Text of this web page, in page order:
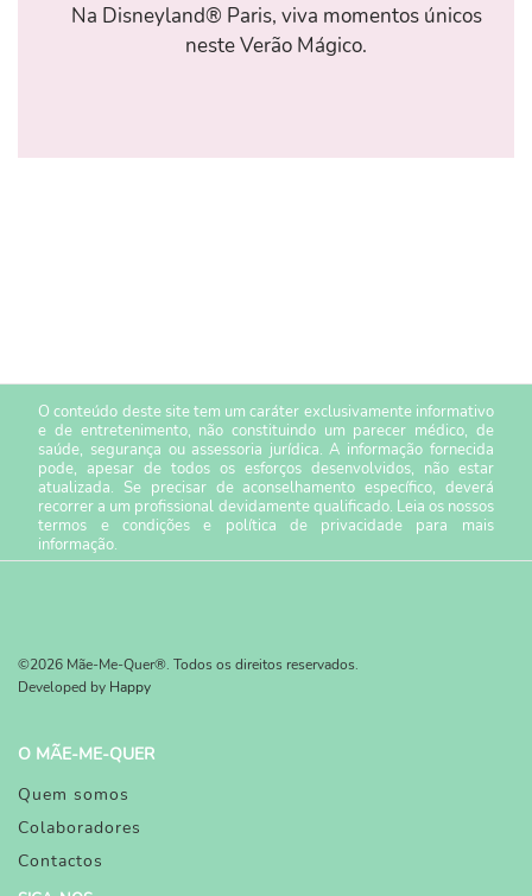
Na Disneyland® Paris, viva momentos únicos
neste Verão Mágico.
O conteúdo deste site tem um caráter exclusivamente informativo
e de entretenimento, não constituindo um parecer médico, de
saúde, segurança ou assessoria jurídica. A informação fornecida
pode, apesar de todos os esforços desenvolvidos, não estar
atualizada. Se precisar de aconselhamento específico, deverá
recorrer a um profissional devidamente qualificado. Leia os nossos
termos e condiçõese política de privacidade para mais
informação.
©2026 Mãe-Me-Quer®. Todos os direitos reservados.
Developed by Happy
O MÃE-ME-QUER
Quem somos
Colaboradores
Contactos